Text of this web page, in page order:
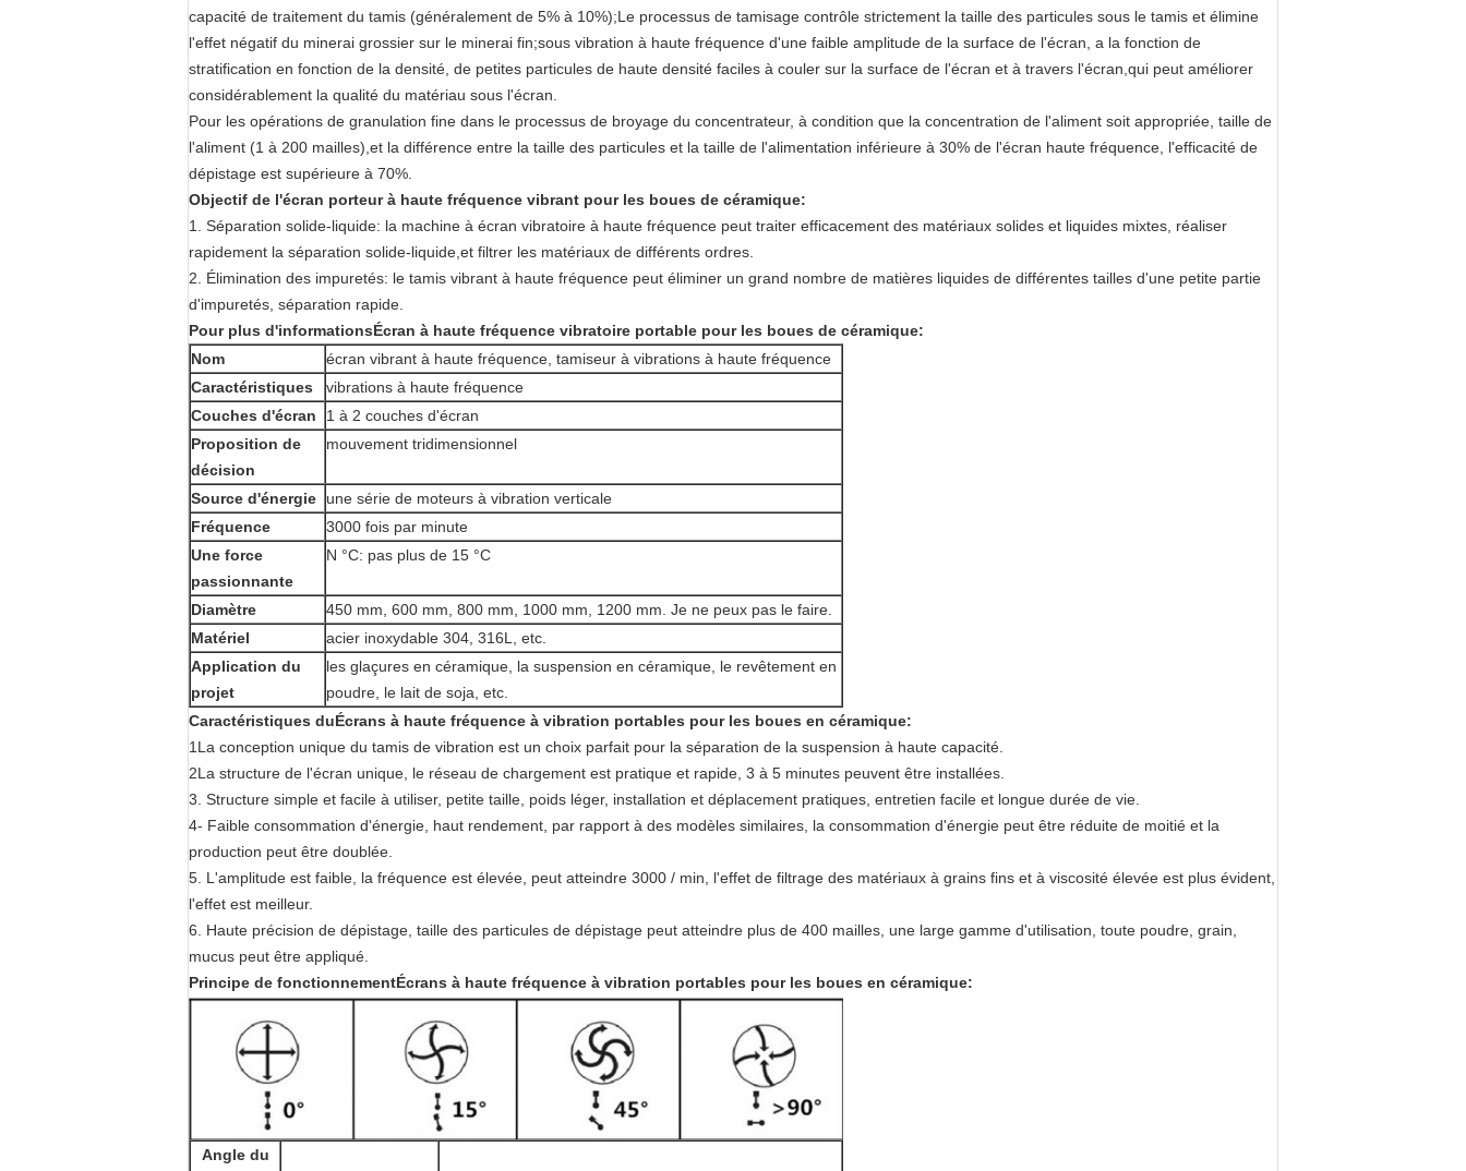
capacité de traitement du tamis (généralement de 5% à 10%);Le processus de tamisage contrôle strictement la taille des particules sous le tamis et élimine
l'effet négatif du minerai grossier sur le minerai fin;sous vibration à haute fréquence d'une faible amplitude de la surface de l'écran, a la fonction de
stratification en fonction de la densité, de petites particules de haute densité faciles à couler sur la surface de l'écran et à travers l'écran,qui peut améliorer
considérablement la qualité du matériau sous l'écran.
Pour les opérations de granulation fine dans le processus de broyage du concentrateur, à condition que la concentration de l'aliment soit appropriée, taille de
l'aliment (1 à 200 mailles),et la différence entre la taille des particules et la taille de l'alimentation inférieure à 30% de l'écran haute fréquence, l'efficacité de
dépistage est supérieure à 70%.
Objectif de l'écran porteur à haute fréquence vibrant pour les boues de céramique:
1. Séparation solide-liquide: la machine à écran vibratoire à haute fréquence peut traiter efficacement des matériaux solides et liquides mixtes, réaliser
rapidement la séparation solide-liquide,et filtrer les matériaux de différents ordres.
2.
Élimination des impuretés: le tamis vibrant à haute fréquence peut éliminer un grand nombre de matières liquides de différentes tailles d'une petite partie
d'impuretés, séparation rapide.
Pour plus d'informationsÉcran à haute fréquence vibratoire portable pour les boues de céramique:
Nom
écran vibrant à haute fréquence, tamiseur à vibrations à haute fréquence
Caractéristiques
vibrations à haute fréquence
Couches d'écran
1 à 2 couches d'écran
Proposition de
décision
mouvement tridimensionnel
Source d'énergie
une série de moteurs à vibration verticale
Fréquence
3000 fois par minute
Une force
passionnante
N °C: pas plus de 15 °C
Diamètre
450 mm, 600 mm, 800 mm, 1000 mm, 1200 mm. Je ne peux pas le faire.
Matériel
acier inoxydable 304, 316L, etc.
Application du
projet
les glaçures en céramique, la suspension en céramique, le revêtement en
poudre, le lait de soja, etc.
Caractéristiques duÉcrans à haute fréquence à vibration portables pour les boues en céramique:
1La conception unique du tamis de vibration est un choix parfait pour la séparation de la suspension à haute capacité.
2La structure de l'écran unique, le réseau de chargement est pratique et rapide, 3 à 5 minutes peuvent être installées.
3. Structure simple et facile à utiliser, petite taille, poids léger, installation et déplacement pratiques, entretien facile et longue durée de vie.
4- Faible consommation d'énergie, haut rendement, par rapport à des modèles similaires, la consommation d'énergie peut être réduite de moitié et la
production peut être doublée.
5. L'amplitude est faible, la fréquence est élevée, peut atteindre 3000 / min, l'effet de filtrage des matériaux à grains fins et à viscosité élevée est plus évident,
l'effet est meilleur.
6. Haute précision de dépistage, taille des particules de dépistage peut atteindre plus de 400 mailles, une large gamme d'utilisation, toute poudre, grain,
mucus peut être appliqué.
Principe de fonctionnementÉcrans à haute fréquence à vibration portables pour les boues en céramique:
Angle du